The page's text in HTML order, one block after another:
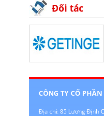
Đối tác
CÔNG TY CỔ
Địa chỉ: 85 Lương Định